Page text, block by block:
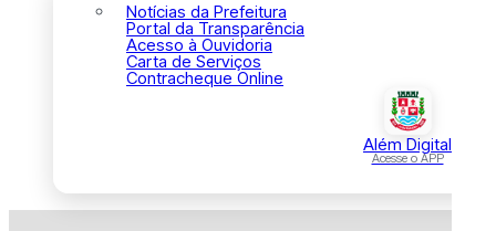
Notícias da Prefeitura
Portal da Transparência
Acesso à Ouvidoria
Carta de Serviços
Contracheque Online
Além Digital
Acesse o APP